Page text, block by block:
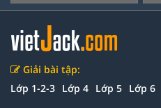
Giải bài tập:
Lớp 1-2-3 Lớp 4 Lớp 5 Lớp 6